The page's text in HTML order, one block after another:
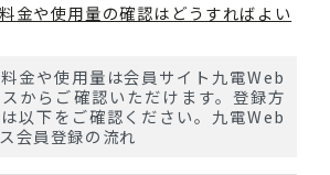
金や使用量の確認はどうすればよい
金や使用量は会員サイト九電Web
からご確認いただけます。登録方
以下をご確認ください。九電Web
会員登録の流れ